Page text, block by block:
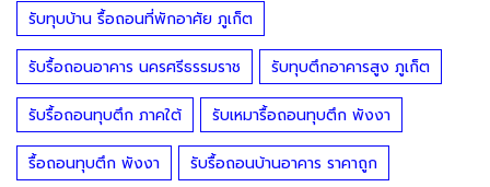
รับทุบบ้าน รื้อถอนที่พักอาศัย ภูเก็ต
รับรื้อถอนอาคาร นครศรีธรรมราช รับทุบตึกอาคารสูง ภูเก็ต
รับรื้อถอนทุบตึก ภาคใต้ รับเหมารื้อถอนทุบตึก พังงา
รื้อถอนทุบตึก พังงา รับรื้อถอนบ้านอาคาร ราคาถูก